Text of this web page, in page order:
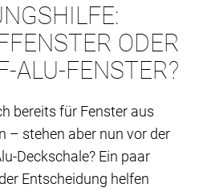
ODER
ALU-FENSTER?
bereits für Fenster aus
– stehen aber nun vor der
Deckschale? Ein paar
Entscheidung helfen